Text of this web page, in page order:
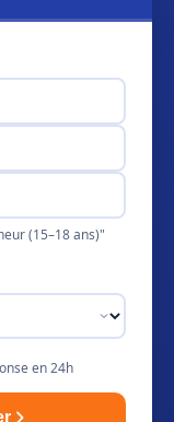
(15–18 ans)"
en 24h